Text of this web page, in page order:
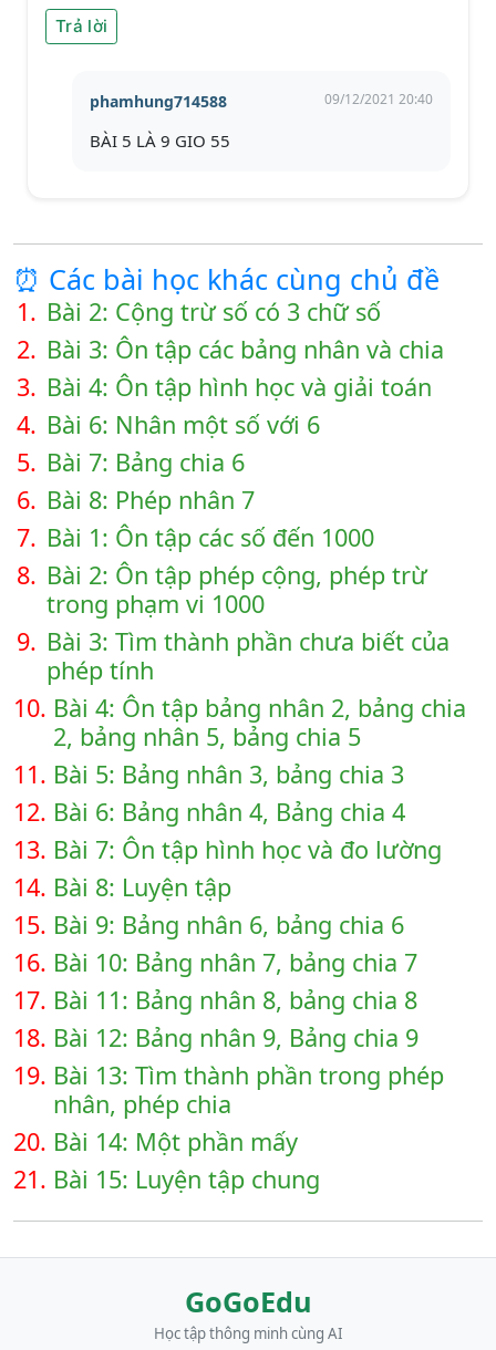
Trả lời
phamhung714588 09/12/2021 20:40
BÀI 5 LÀ 9 GIO 55
⏰ Các bài học khác cùng chủ đề
1. Bài 2: Cộng trừ số có 3 chữ số
2. Bài 3: Ôn tập các bảng nhân và chia
3. Bài 4: Ôn tập hình học và giải toán
4. Bài 6: Nhân một số với 6
5. Bài 7: Bảng chia 6
6. Bài 8: Phép nhân 7
7. Bài 1: Ôn tập các số đến 1000
8. Bài 2: Ôn tập phép cộng, phép trừ
trong phạm vi 1000
9. Bài 3: Tìm thành phần chưa biết của
phép tính
10. Bài 4: Ôn tập bảng nhân 2, bảng chia
2, bảng nhân 5, bảng chia 5
11. Bài 5: Bảng nhân 3, bảng chia 3
12. Bài 6: Bảng nhân 4, Bảng chia 4
13. Bài 7: Ôn tập hình học và đo lường
14. Bài 8: Luyện tập
15. Bài 9: Bảng nhân 6, bảng chia 6
16. Bài 10: Bảng nhân 7, bảng chia 7
17. Bài 11: Bảng nhân 8, bảng chia 8
18. Bài 12: Bảng nhân 9, Bảng chia 9
19. Bài 13: Tìm thành phần trong phép
nhân, phép chia
20. Bài 14: Một phần mấy
21. Bài 15: Luyện tập chung
GoGoEdu
Học tập thông minh cùng AI